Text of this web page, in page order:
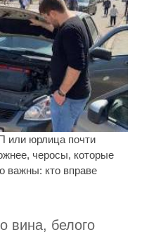
или юрлица почти
черосы, которые
важны: кто вправе
вина, белого